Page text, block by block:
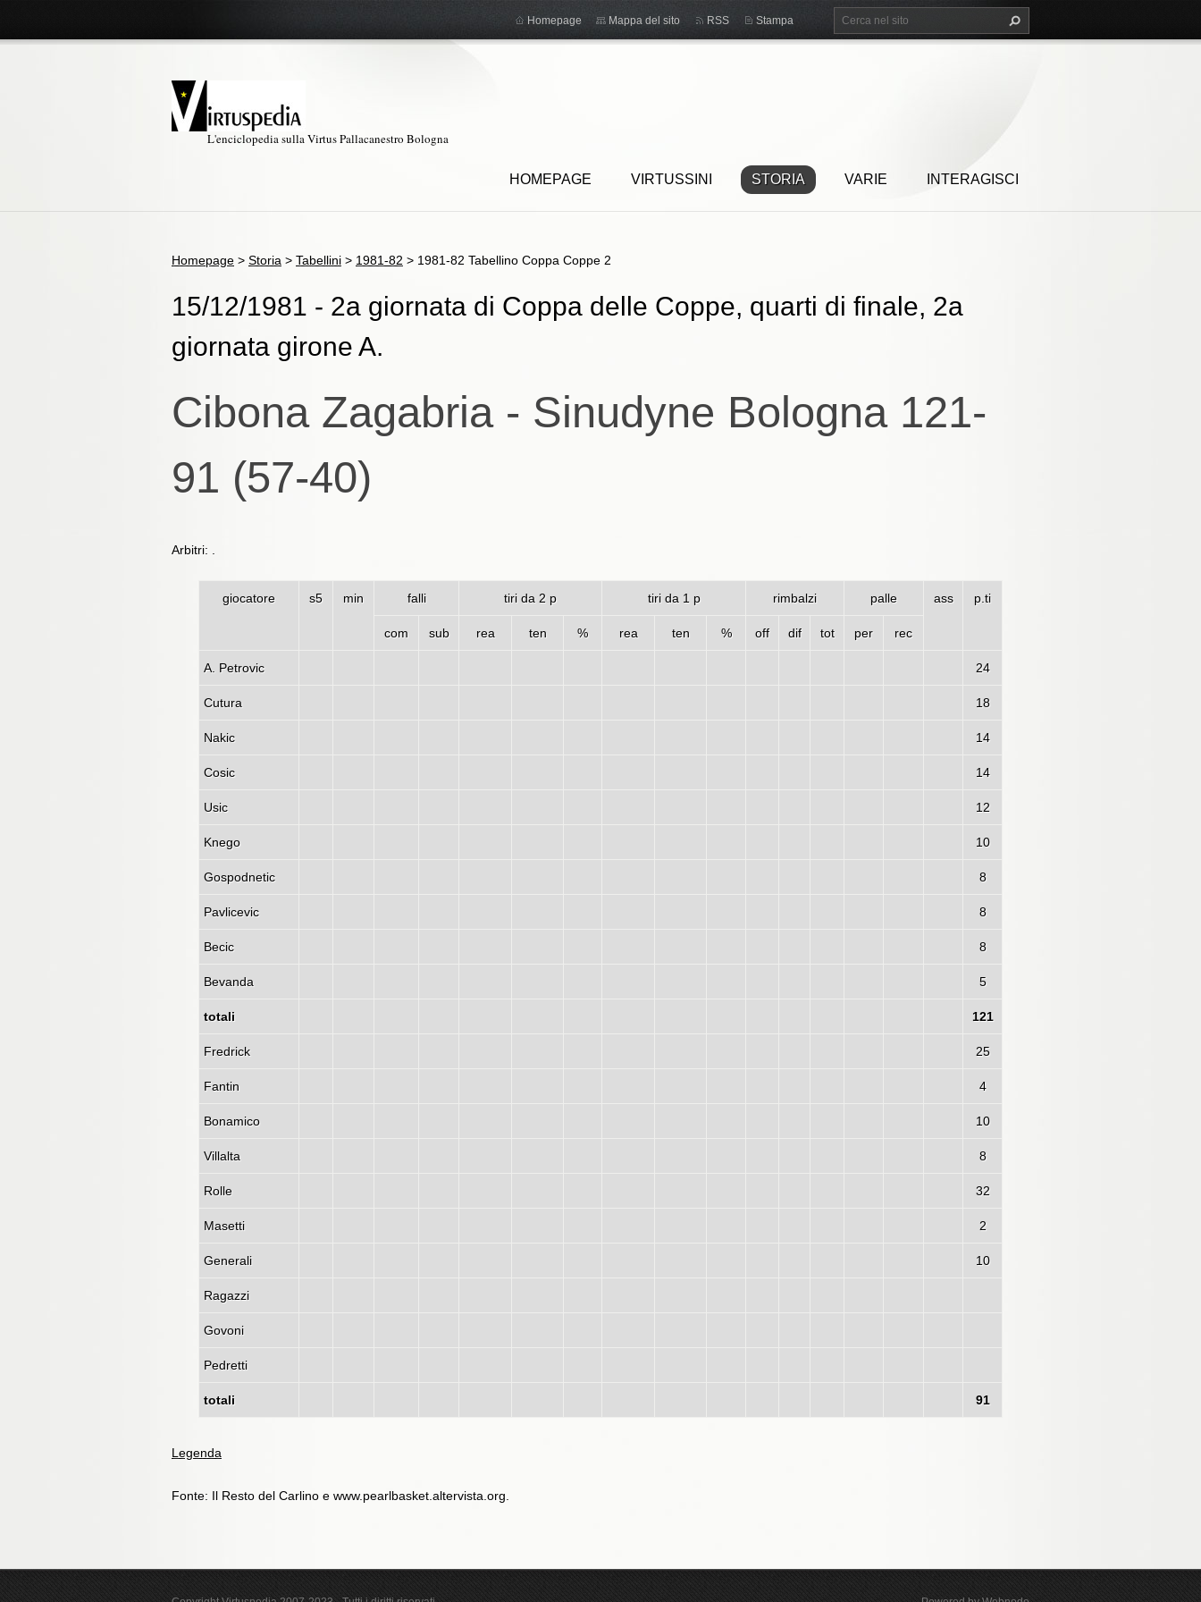
L'enciclopedia sulla Virtus Pallacanestro Bologna
HOMEPAGE VIRTUSSINI STORIA VARIE INTERAGISCI
Homepage Mappa del sito RSS Stampa
Homepage > Storia > Tabellini > 1981-82 > 1981-82 Tabellino Coppa Coppe 2
15/12/1981 - 2a giornata di Coppa delle Coppe, quarti di finale, 2a
giornata girone A.
Cibona Zagabria - Sinudyne Bologna 121-
91 (57-40)
Arbitri: .
giocatore s5 min falli tiri da 2 p tiri da 1 p rimbalzi palle ass p.ti
com sub rea ten % rea ten % off dif tot per rec
A. Petrovic 24
Cutura 18
Nakic 14
Cosic 14
Usic 12
Knego 10
Gospodnetic 8
Pavlicevic 8
Becic 8
Bevanda 5
totali 121
Fredrick 25
Fantin 4
Bonamico 10
Villalta 8
Rolle 32
Masetti 2
Generali 10
Ragazzi
Govoni
Pedretti
totali 91
Legenda
Fonte: Il Resto del Carlino e www.pearlbasket.altervista.org.